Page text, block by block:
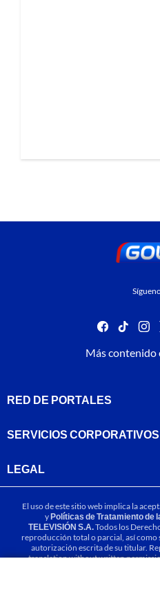
facebook
tiktok
Más contenido
RED DE PORTALES
SERVICIOS CORPORATIVOS
LEGAL
El uso de este sitio web implica la
yPolíticas de Tratamiento de
TELEVISIÓN S.A.Todos los
reproducción total o parcial, así
autorización escrita de su titular.
translation without written